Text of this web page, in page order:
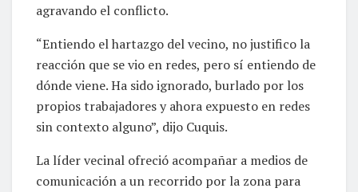
agravando el conflicto.
“Entiendo el hartazgo del vecino, no justifico la
reacción que se vio en redes, pero sí entiendo de
dónde viene. Ha sido ignorado, burlado por los
propios trabajadores y ahora expuesto en redes
sin contexto alguno”, dijo Cuquis.
La líder vecinal ofreció acompañar a medios de
comunicación a un recorrido por la zona para